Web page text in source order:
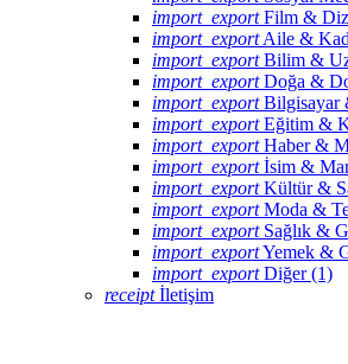
import_exportFilm &
import_exportAile &
import_exportBilim &
import_exportDoğa &
import_exportBilgisayar
import_exportEğitim &
import_exportHaber &
import_exportİsim &
import_exportKültür &
import_exportModa &
import_exportSağlık &
import_exportYemek &
import_exportDiğer (1)
receiptİletişim